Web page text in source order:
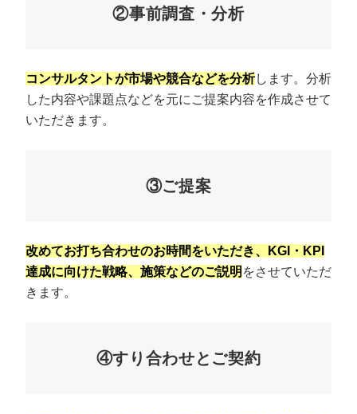
②事前調査・分析
コンサルタントが市場や競合などを分析します。分析
した内容や課題点などを元にご提案内容を作成させて
いただきます。
③ご提案
改めてお打ち合わせのお時間をいただき、KGI・KPI
達成に向けた戦略、施策などのご説明 をさせていただ
きます。
④すり合わせとご契約